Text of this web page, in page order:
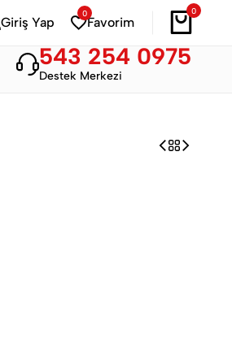
Bahar ModasıHemen Alışveriş Yap
Giriş Yap
0
Favorim
0
543 254 0975
Destek Merkezi